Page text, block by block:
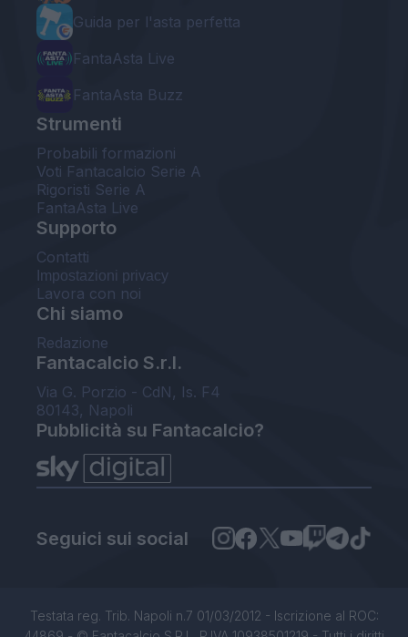
Guida per l'asta perfetta
FantaAsta Live
FantaAsta Buzz
Strumenti
Probabili formazioni
Voti Fantacalcio Serie A
Rigoristi Serie A
FantaAsta Live
Supporto
Contatti
Impostazioni privacy
Lavora con noi
Chi siamo
Redazione
Fantacalcio S.r.l.
Via G. Porzio - CdN, Is. F4
80143, Napoli
Pubblicità su Fantacalcio?
Seguici sui social
Testata reg. Trib. Napoli n.7 01/03/2012 - Iscrizione al ROC: